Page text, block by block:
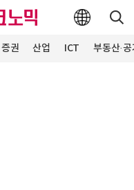
증권 산업 ICT 부동산·